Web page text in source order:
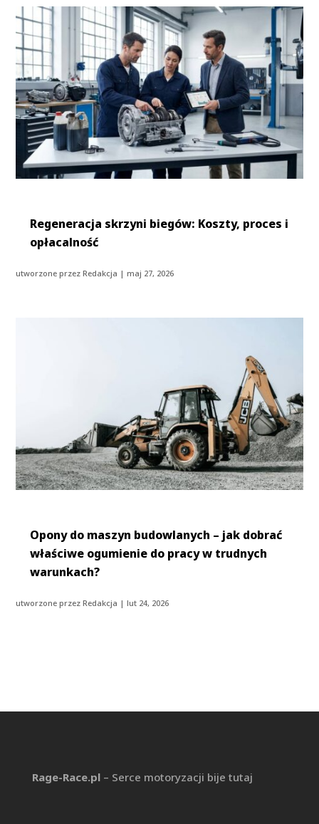
Regeneracja skrzyni biegów: Koszty, proces i
opłacalność
utworzone przezRedakcja |maj 27, 2026
Opony do maszyn budowlanych – jak dobrać
właściwe ogumienie do pracy w trudnych
warunkach?
utworzone przezRedakcja |lut 24, 2026
Rage-Race.pl– Serce motoryzacji bije tutaj